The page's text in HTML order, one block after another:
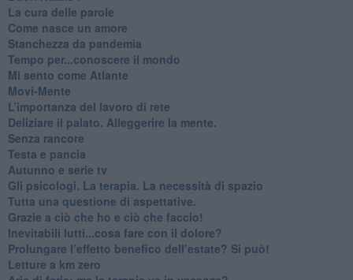
​La cura delle parole
​Come nasce un amore
Stanchezza da pandemia
​Tempo per...conoscere il mondo
​Mi sento come Atlante
​Movi-Mente
​L’importanza del lavoro di rete
​Deliziare il palato. Alleggerire la mente.
​Senza rancore
​Testa e pancia
​Autunno e serie tv
​Gli psicologi. La terapia. La necessità di spazio
​Tutta una questione di aspettative.
​Grazie a ciò che ho e ciò che faccio!
​Inevitabili lutti...cosa fare con il dolore?
Prolungare l’effetto benefico dell’estate? Si può!
​Letture a km zero